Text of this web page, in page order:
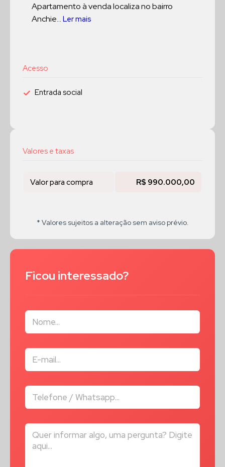
Apartamento à venda localiza no bairro
Anchie... Ler mais
Acesso
Entrada social
Valores e taxas
Valor para compra R$ 990.000,00
* Valores sujeitos a alteração sem aviso prévio.
Ficou interessado?